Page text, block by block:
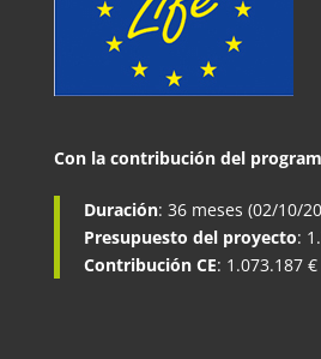
Con la contribución del
Duración: 36 meses (02/10/
Presupuesto del proyecto:
Contribución CE: 1.073.187 €